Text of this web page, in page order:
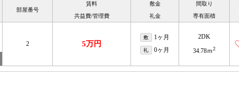
部屋番号
賃料
共益費/管理費
敷金
礼金
間取り
専有面積
2 5万円
敷 1ヶ月
礼 0ヶ月
2DK
34.78ｍ2